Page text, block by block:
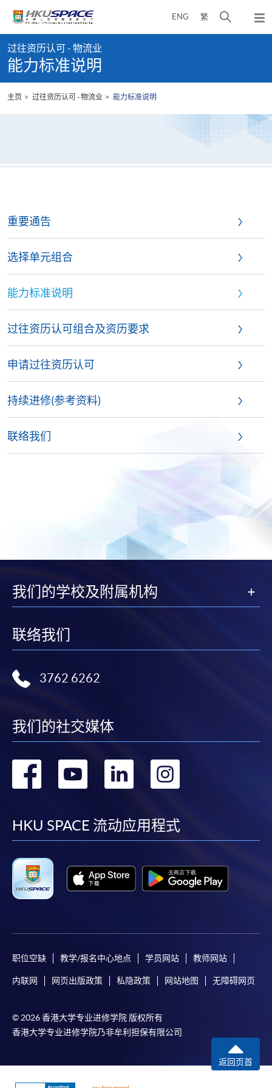
content
ENG 繁
开
弹
出
content
start
过往资历认可 - 物流业
能力标准说明
主页 过往资历认可 - 物流业 能力标准说明
重要通告
选择单元组合
能力标准说明
过往资历认可组合及资历要求
申请过往资历认可
持续进修(参考资料)
联络我们
我们的学校及附属机构
联络我们
3762 6262
我们的社交媒体
转
facebook
转
youtube
转
linkedin
转
HKU SPACE 流动应用程式
职位空缺 教学/报名中心地点 学员网站 教师网站
内联网 网页出版政策 私隐政策 网站地图 无障碍网页
© 2026 香港大学专业进修学院 版权所有
香港大学专业进修学院乃非牟利担保有限公司
返回页首